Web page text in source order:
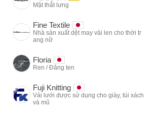
Mặt thắt lưng
Fine Textile
Nhà sản xuất dệt may vải len cho thời tr
ang nữ
Floria
Ren / Đăng ten
Fuji Knitting
Vải lưới được sử dụng cho giày, túi xách
và mũ